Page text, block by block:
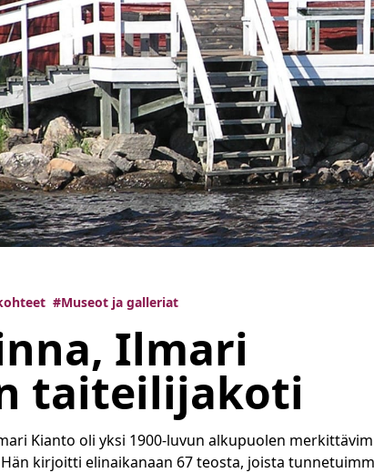
#Museot ja galleriat
Ilmari
taiteilijakoti
Kianto oli yksi 1900-luvun alkupuolen
kirjoitti elinaikanaan 67 teosta, joista